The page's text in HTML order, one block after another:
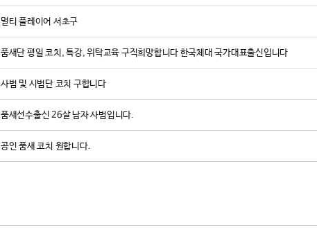
멀티 플레이어 서초구
품새단 평일 코치, 특강, 위탁교육 구직희망합니다 한국체대 국가대표출신입니다
사범 및 시범단 코치 구합니다
품새선수출신 26살 남자 사범입니다.
공인 품새 코치 원합니다.